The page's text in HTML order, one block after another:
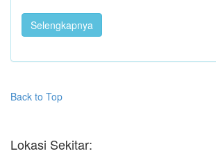
Selengkapnya
Back to Top
Lokasi Sekitar: